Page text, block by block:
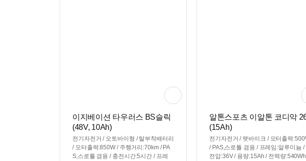
이지베이션 타우러스 BS슬릭
(48V, 10Ah)
전기자전거 / 오토바이형 / 탈부착배터리
/ 모터출력:850W / 주행거리:70km / PA
S,스로틀 겸용 / 충전시간:5시간 / 프레
알톤스포츠 이알톤 코디악
(15Ah)
전기자전거 / 팻바이크 / 모터출력
/ PAS,스로틀 겸용 / 프레임:알루미늄 /
전압:36V / 용량:15Ah / 전력량